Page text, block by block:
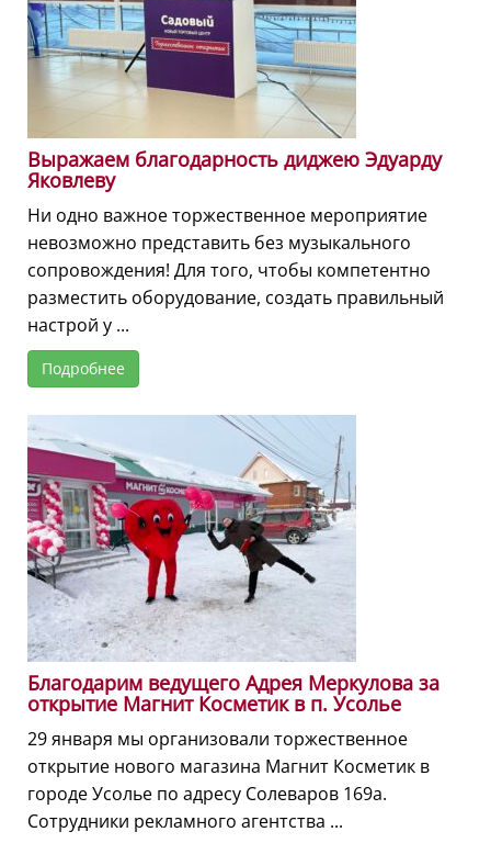
Выражаем благодарность диджею Эдуарду
Яковлеву
Ни одно важное торжественное мероприятие
невозможно представить без музыкального
сопровождения! Для того, чтобы компетентно
разместить оборудование, создать правильный
настрой у ...
Подробнее
Благодарим ведущего Адрея Меркулова за
открытие Магнит Косметик в п. Усолье
29 января мы организовали торжественное
открытие нового магазина Магнит Косметик в
городе Усолье по адресу Солеваров 169а.
Сотрудники рекламного агентства ...